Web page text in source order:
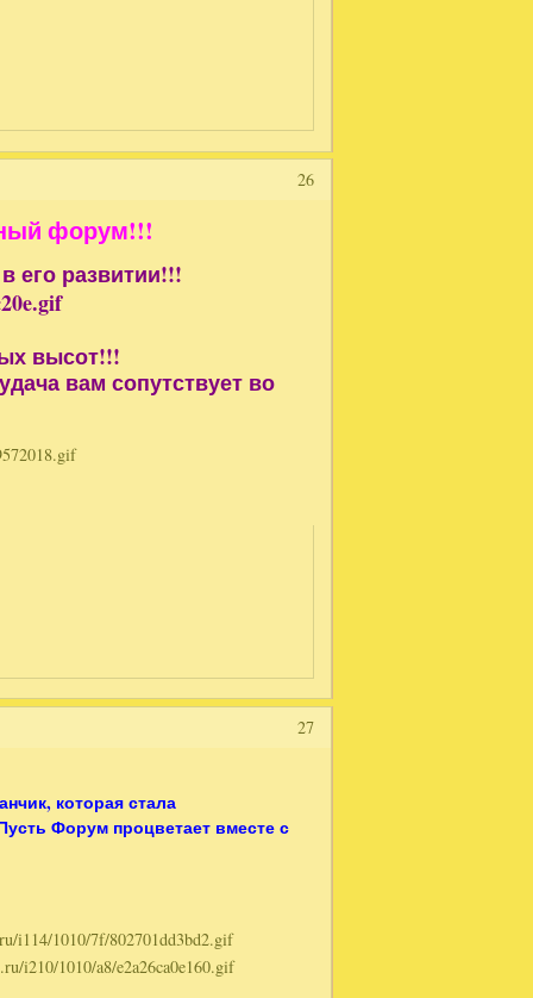
26
форум!!!
его развитии!!!
высот!!!
вам сопутствует во
27
которая стала
Форум процветает вместе с